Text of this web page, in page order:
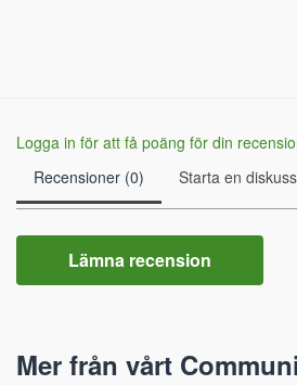
Logga in för att få poäng för din
Recensioner (0)
Starta en
Lämna recension
Mer från vårt